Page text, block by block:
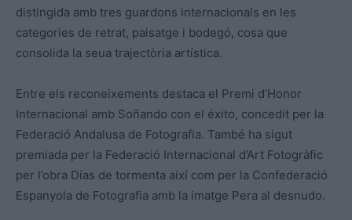
distingida amb tres guardons internacionals en les
categories de retrat, paisatge i bodegó, cosa que
consolida la seua trajectòria artística.
Entre els reconeixements destaca el Premi d’Honor
Internacional amb Soñando con el éxito, concedit per la
Federació Andalusa de Fotografia. També ha sigut
premiada per la Federació Internacional d’Art Fotogràfic
per l’obra Días de tormenta així com per la Confederació
Espanyola de Fotografia amb la imatge Pera al desnudo.